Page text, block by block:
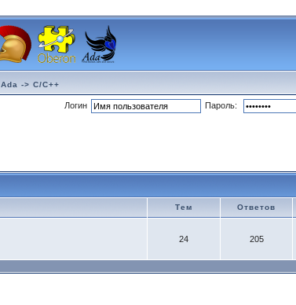
Ada -> C/C++
Логин Пароль:
Тем Ответов
24 205